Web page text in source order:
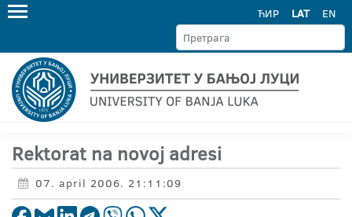
ЋИР LAT EN
Rektorat na novoj adresi
07. april 2006. 21:11:09